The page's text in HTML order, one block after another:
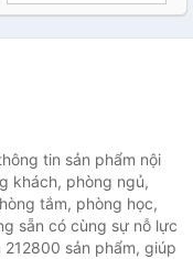
tin sản phẩm nội
khách, phòng ngủ,
tắm, phòng học,
sẵn có cùng sự nỗ lực
sản phẩm, giúp